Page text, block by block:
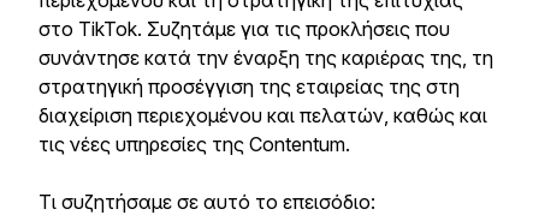
στο TikTok. Συζητάμε για τις προκλήσεις που
συνάντησε κατά την έναρξη της καριέρας της, τη
στρατηγική προσέγγιση της εταιρείας της στη
διαχείριση περιεχομένου και πελατών, καθώς και
τις νέες υπηρεσίες της Contentum.
Τι συζητήσαμε σε αυτό το επεισόδιο: